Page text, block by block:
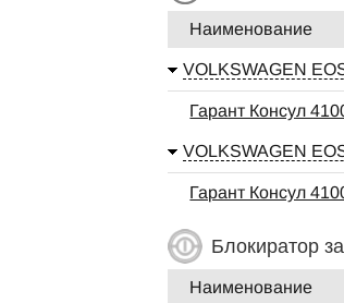
Наименование
VOLKSWAGEN
Гарант Консул
VOLKSWAGEN
Гарант Консул
Блокиратор
Наименование